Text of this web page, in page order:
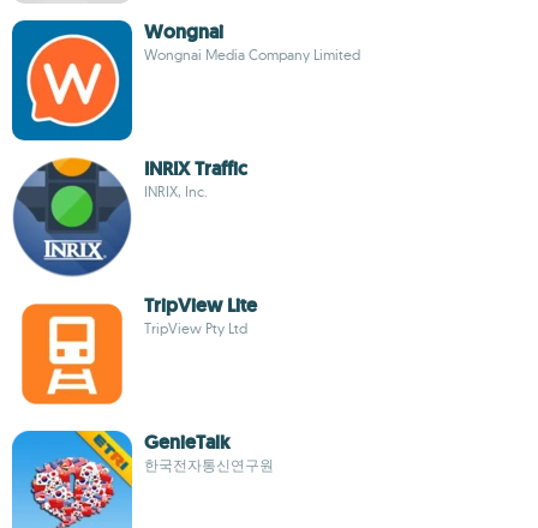
Wongnai
Wongnai Media Company Limited
INRIX Traffic
INRIX, Inc.
TripView Lite
TripView Pty Ltd
GenieTalk
한국전자통신연구원